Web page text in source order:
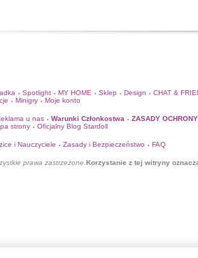
• Spotlight • MY HOME • Sklep • Design • CHAT &
• Minigry • Moje konto
u nas • Warunki Członkostwa • ZASADY
strony • Oficjalny Blog Stardoll
i Nauczyciele • Zasady i Bezpieczeństwo • FAQ
prawa zastrzeżone. Korzystanie z tej witryny